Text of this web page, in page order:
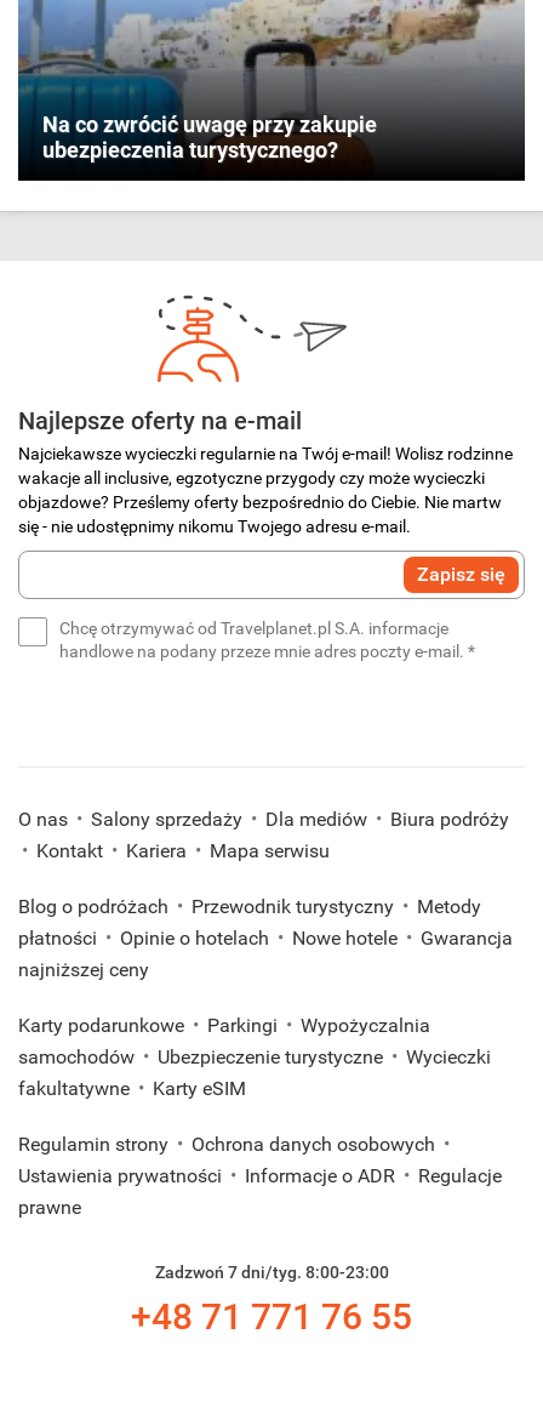
Na co zwrócić uwagę przy zakupie
ubezpieczenia turystycznego?
Najlepsze oferty na e-mail
Najciekawsze wycieczki regularnie na Twój e-mail! Wolisz rodzinne
wakacje all inclusive, egzotyczne przygody czy może wycieczki
objazdowe? Prześlemy oferty bezpośrednio do Ciebie. Nie martw
się - nie udostępnimy nikomu Twojego adresu e-mail.
Wprowadź
Zapisz się
Chcę otrzymywać od Travelplanet.pl S.A. informacje
handlowe na podany przeze mnie adres poczty e-mail. *
O nas Salony sprzedaży Dla mediów
Biura podróży
Kontakt
Kariera Mapa serwisu
Blog o podróżach Przewodnik turystyczny
Metody
płatności
Opinie o hotelach Nowe hotele
Gwarancja
najniższej ceny
Karty podarunkowe Parkingi
Wypożyczalnia
samochodów
Ubezpieczenie turystyczne
Wycieczki
fakultatywne
Karty eSIM
Regulamin strony
Ochrona danych osobowych
Ustawienia prywatności
Informacje o ADR
Regulacje
prawne
Zadzwoń 7 dni/tyg. 8:00-23:00
+48 71 771 76 55